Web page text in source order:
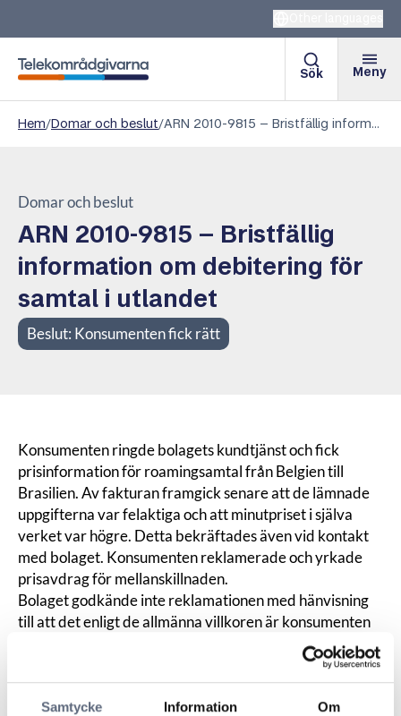
Samtycke Information Om
Telekområdgivarna
Sök Meny
Hem/Domar och beslut/ ARN 2010-9815 – Bristfällig information om debitering för samtal i utlandet
Domar och beslut
ARN 2010-9815 – Bristfällig
information om debitering för
samtal i utlandet
Beslut: Konsumenten fick rätt
Konsumenten ringde bolagets kundtjänst och fick
prisinformation för roamingsamtal från Belgien till
Brasilien. Av fakturan framgick senare att de lämnade
uppgifterna var felaktiga och att minutpriset i själva
verket var högre. Detta bekräftades även vid kontakt
med bolaget. Konsumenten reklamerade och yrkade
prisavdrag för mellanskillnaden.
Bolaget godkände inte reklamationen med hänvisning
till att det enligt de allmänna villkoren är konsumenten
själv som ansvarar för att informera sig om gällande
priser. Bolaget framförde att de inte lämnat felaktiga
prisuppgifter till konsumenten och att de inte har någon
skyldighet att redovisa priser för alla telefonbolag i hela